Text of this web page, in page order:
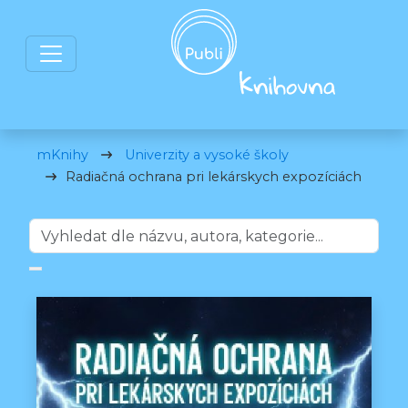
mKnihy
Univerzity a vysoké školy
Radiačná ochrana pri lekárskych expozíciách